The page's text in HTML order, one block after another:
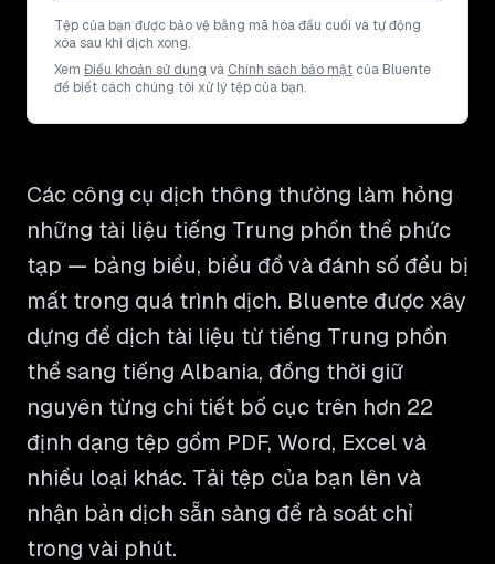
Tệp của bạn được bảo vệ bằng mã hóa đầu cuối và tự động
xóa sau khi dịch xong.
Xem Điều khoản sử dụng và Chính sách bảo mật của Bluente
để biết cách chúng tôi xử lý tệp của bạn.
Các công cụ dịch thông thường làm hỏng
những tài liệu tiếng Trung phồn thể phức
tạp — bảng biểu, biểu đồ và đánh số đều bị
mất trong quá trình dịch. Bluente được xây
dựng để dịch tài liệu từ tiếng Trung phồn
thể sang tiếng Albania, đồng thời giữ
nguyên từng chi tiết bố cục trên hơn 22
định dạng tệp gồm PDF, Word, Excel và
nhiều loại khác. Tải tệp của bạn lên và
nhận bản dịch sẵn sàng để rà soát chỉ
trong vài phút.